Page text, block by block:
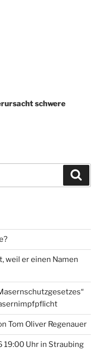
schwere
weil er einen Namen
Tom Oliver Regenauer
19:00 Uhr in Straubing